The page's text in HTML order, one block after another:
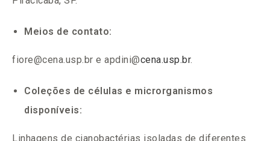
Meios de contato:
fiore@cena.usp.br e apdini@cena.usp.br.
Coleções de células e microrganismos
disponíveis:
Linhagens de cianobactérias isoladas de diferentes